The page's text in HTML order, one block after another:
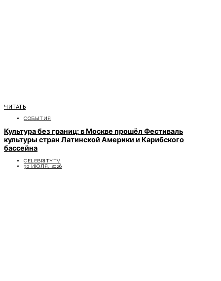
ЧИТАТЬ
СОБЫТИЯ
Культура без границ: в Москве прошёл Фестиваль
культуры стран Латинской Америки и Карибского
бассейна
CELEBRITYTV
30 ИЮЛЯ, 2026